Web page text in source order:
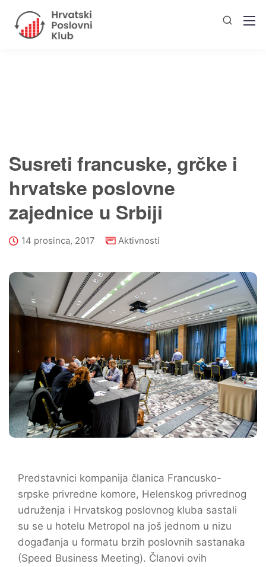
Susreti francuske, grčke i
hrvatske poslovne
zajednice u Srbiji
14 prosinca, 2017 Aktivnosti
Predstavnici kompanija članica Francusko-
srpske privredne komore, Helenskog privrednog
udruženja i Hrvatskog poslovnog kluba sastali
su se u hotelu Metropol na još jednom u nizu
događanja u formatu brzih poslovnih sastanaka
(Speed Business Meeting). Članovi ovih